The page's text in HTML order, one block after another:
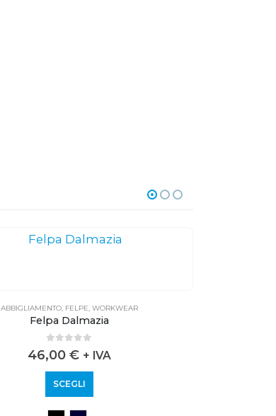
ABBIGLIAMENTO FELPE WORKWEAR
Felpa Dalmazia
0out of 5
46,00 € + IVA
SCEGLI